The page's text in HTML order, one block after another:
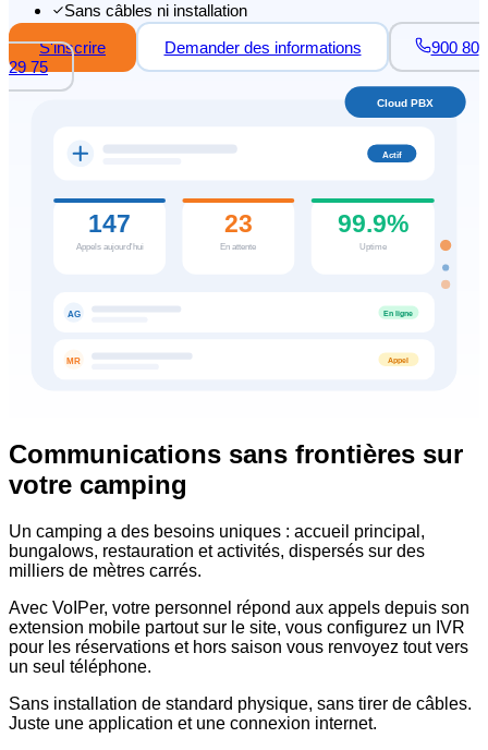
Sans câbles ni installation
S'inscrire
Demander des informations
900 80
29 75
Actif
147
Appels aujourd'hui
23
En attente
99.9%
Uptime
AG En ligne
MR Appel
Cloud PBX
Communications sans frontières sur
votre camping
Un camping a des besoins uniques : accueil principal,
bungalows, restauration et activités, dispersés sur des
milliers de mètres carrés.
Avec VoIPer, votre personnel répond aux appels depuis son
extension mobile partout sur le site, vous configurez un IVR
pour les réservations et hors saison vous renvoyez tout vers
un seul téléphone.
Sans installation de standard physique, sans tirer de câbles.
Juste une application et une connexion internet.